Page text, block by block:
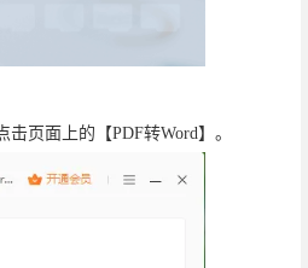
页面上的【PDF转Word】。